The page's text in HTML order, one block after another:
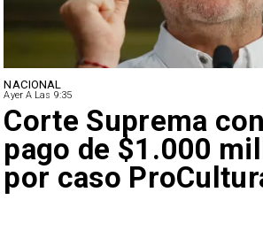
NACIONAL
Ayer A Las 9:35
Corte Suprema
pago de $1.000
por caso